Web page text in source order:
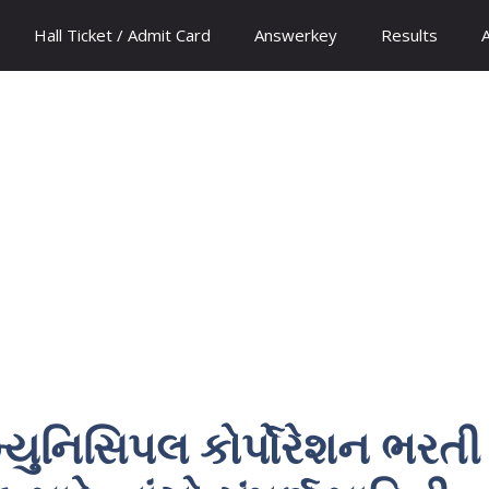
Hall Ticket / Admit Card Answerkey Results
કોર્પોરેશન ભરતી